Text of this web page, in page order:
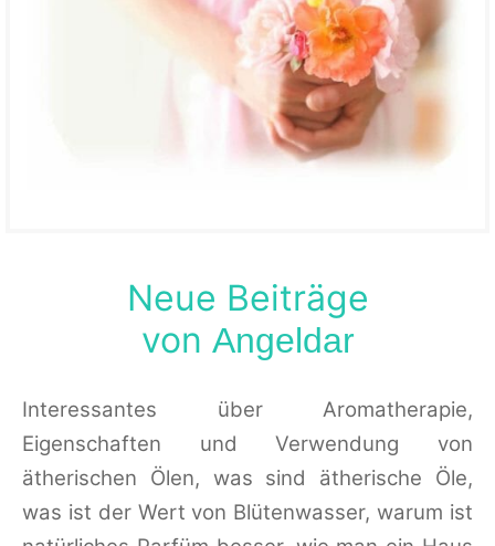
Neue Beiträge
von Angeldar
Interessantes über Aromatherapie,
Eigenschaften und Verwendung von
ätherischen Ölen, was sind ätherische Öle,
was ist der Wert von Blütenwasser, warum ist